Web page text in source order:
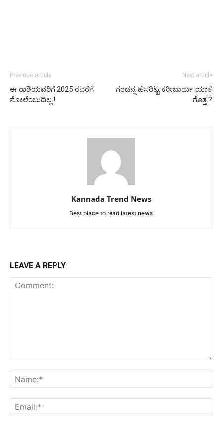
Previous article
ಈ ರಾಶಿಯವರಿಗೆ 2025 ರವರೆಗೆ
ಸೋಲೆಂಬುದಿಲ್ಲ.!
Next article
ಗಂಡನ್ನ ಹೆಸರಿಟ್ಟ ಕರೀಬಾರ್ದು ಯಾಕೆ
ಗೊತ್ತ.?
Kannada Trend News
Best place to read latest news
LEAVE A REPLY